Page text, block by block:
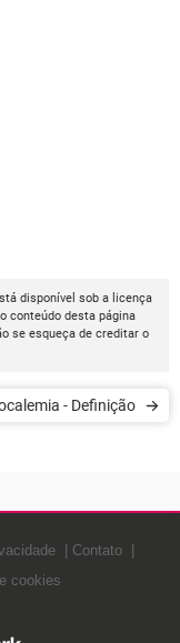
disponível sob a licença
conteúdo desta página
se esqueça de creditar o
Hipocalemia - Definição
Contato
cookies